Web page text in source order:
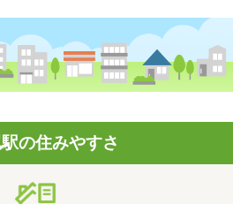
の住みやすさ